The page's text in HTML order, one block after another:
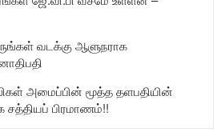
வடக்கு ஆளுநராக
அமைப்பின் மூத்த தளபதியின்
பிரமாணம்!!